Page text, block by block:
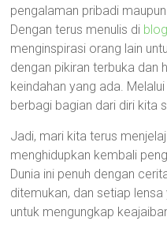
pengalaman pribadi
Dengan terus menulis di
menginspirasi orang lain
dengan pikiran terbuka dan
keindahan yang ada.
berbagi bagian dari diri kita
Jadi, mari kita terus
menghidupkan kembali
Dunia ini penuh dengan
ditemukan, dan setiap
untuk mengungkap